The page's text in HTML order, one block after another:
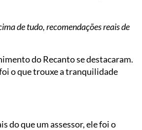
de tudo, recomendações reais de
do Recanto se destacaram.
o que trouxe a tranquilidade
do que um assessor, ele foi o